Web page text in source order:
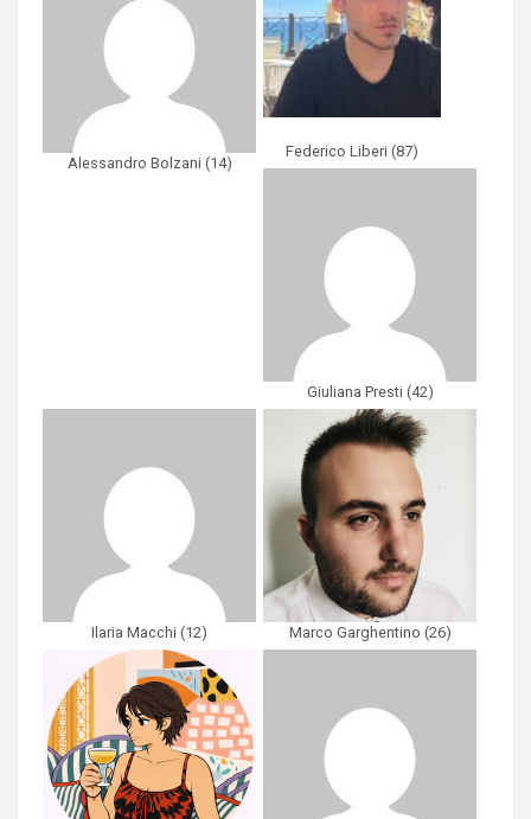
Alessandro Bolzani (14)
Federico Liberi (87)
Giuliana Presti (42)
Ilaria Macchi (12) Marco Garghentino (26)